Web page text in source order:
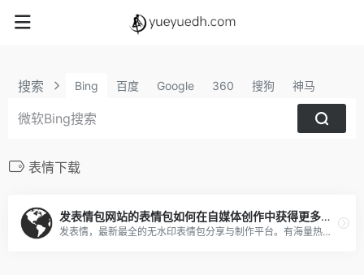
搜索 Bing 百度 Google 360 搜狗 神马
表情下载
发表情包网站的表情包如何在自媒体创作中获得更多粉丝
发表情，最新最全的无水印表情包分享与制作平台。有海量热门表情、聊天表情、微信表情包、QQ表情包、金馆长表情包、蘑菇头表情包等各类表情。